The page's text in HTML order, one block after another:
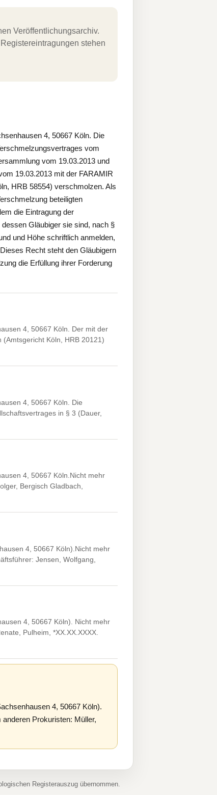
Veröffentlichungsarchiv.
stehen
4, 50667 Köln. Die
vom
vom 19.03.2013 und
19.03.2013 mit der FARAMIR
HRB 58554) verschmolzen. Als
beteiligten
die Eintragung der
Gläubiger sie sind, nach §
und Höhe schriftlich anmelden,
Recht steht den Gläubigern
die Erfüllung ihrer Forderung
4, 50667 Köln. Der mit der
(Amtsgericht Köln, HRB 20121)
4, 50667 Köln. Die
in § 3 (Dauer,
4, 50667 Köln.Nicht mehr
Bergisch Gladbach,
4, 50667 Köln).Nicht mehr
Jensen, Wolfgang,
4, 50667 Köln). Nicht mehr
Pulheim, *XX.XX.XXXX.
4, 50667 Köln).
Prokuristen: Müller,
Registerauszug übernommen.